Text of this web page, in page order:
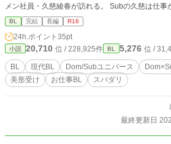
メン社員・久慈綾春が訪れる。 Subの久慈は仕事
活では欲求不満な日々を過ごしていた。 Domの東雲と、Subの久慈——二人が
出会って、三週間が過ぎた頃。 久慈はマナーの悪
ロップに陥ってしまう。その久慈を助けたのは、
東雲だった。 どうやら東雲は、久慈が相手なら
雲は久慈に「グレア不全症を治すため、リハビリ
イに付き合ってほしい」と懇願。 久慈は迷った末
となり——。 【CP】 Glareを出せない病を抱える陶芸家Dom(33歳)×満たされ不
定、独自解釈を含みます。 ・お仕事要素部分は
ただけると幸いです。 ・サブタイトルに * →プ
編全65話（完結済）。今後番外編を追加予定で
BL 完結 長編 R18
24h.ポイント 35pt
小説 20,710 位 / 228,925件 BL 5,276 位 /
BL 現代BL Dom/Subユニバース
美形受け
お仕事BL スパダリ
最終更新日